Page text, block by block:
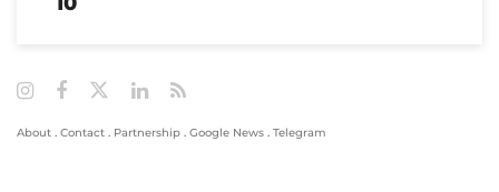
About . Contact . Partnership . Google News . Telegram